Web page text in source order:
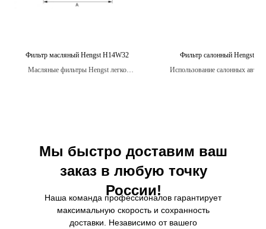
Фильтр масляный Hengst H14W32
Масляные фильтры Hengst легко
Фильтр салонный Hengst
Использование салонных
Мы быстро доставим ваш
заказ в любую точку
России!
Наша команда профессионалов гарантирует
максимальную скорость и сохранность
доставки. Независимо от вашего